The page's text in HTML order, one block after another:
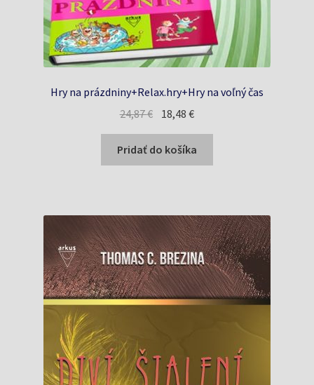
Hry na prázdniny+Relax.hry+Hry na voľný čas
24,87€ Pôvodná
bola:
24,87 €.
18,48€Aktuálna
je:
18,48 €.
Pridať do košíka